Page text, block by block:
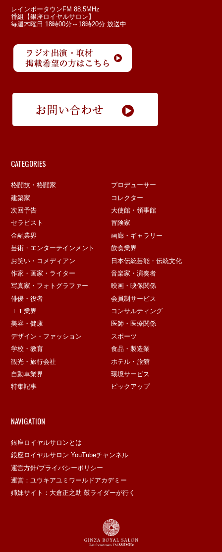
レインボータウンFM 88.5MHz
番組【銀座ロイヤルサロン】
毎週木曜日 18時00分～18時20分 放送中
CATEGORIES
格闘技・格闘家
プロデューサー
建築家
コレクター
次回予告
大使館・領事館
セラピスト
冒険家
金融業界
画廊・ギャラリー
芸術・エンターテインメント
飲食業界
お笑い・コメディアン
日本伝統芸能・伝統文化
作家・画家・ライター
音楽家・演奏者
写真家・フォトグラファー
映画・映像関係
俳優・役者
会員制サービス
ＩＴ業界
コンサルティング
美容・健康
医師・医療関係
デザイン・ファッション
スポーツ
学校・教育
食品・製造業
観光・旅行会社
ホテル・旅館
自動車業界
環境サービス
特集記事
ピックアップ
NAVIGATION
銀座ロイヤルサロンとは
銀座ロイヤルサロン YouTubeチャンネル
運営方針/プライバシーポリシー
運営：ユウキアユミワールドアカデミー
姉妹サイト：大倉正之助 鼓ライダーが行く